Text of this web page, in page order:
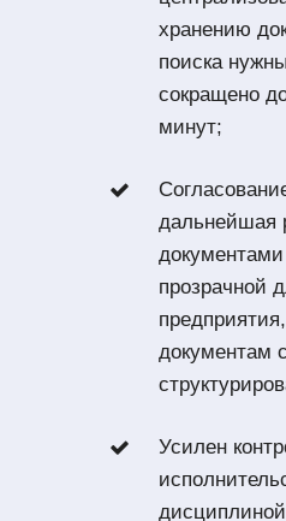
хранению
поиска
сокращено
минут;
дальнейшая
прозрачной
документам
Усилен